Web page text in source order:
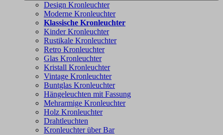
Design Kronleuchter
Moderne Kronleuchter
Klassische Kronleuchter
Kinder Kronleuchter
Rustikale Kronleuchter
Retro Kronleuchter
Glas Kronleuchter
Kristall Kronleuchter
Vintage Kronleuchter
Buntglas Kronleuchter
Hängeleuchten mit Fassung
Mehrarmige Kronleuchter
Holz Kronleuchter
Drahtleuchten
Kronleuchter über Bar